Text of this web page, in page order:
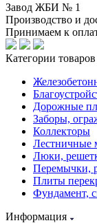
Завод ЖБИ № 1
Производство и
Принимаем к
Категории товаров
Дорожные
Заборы,
Коллекторы
Лестничные
Люки,
Перемычки,
Плиты
Фундамент,
Информация